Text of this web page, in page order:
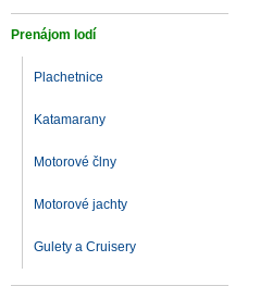
Prenájom lodí
Plachetnice
Katamarany
Motorové člny
Motorové jachty
Gulety a Cruisery